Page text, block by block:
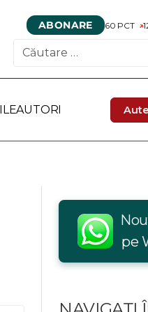
ABONARE 60 PCT
AUTORI
pe